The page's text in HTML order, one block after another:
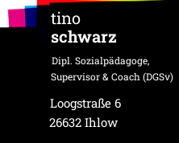
tino
schwarz
26632 Ihlow
Loogstraße 6
Supervisor & Coach (DGSv)
Dipl. Sozialpädagoge,